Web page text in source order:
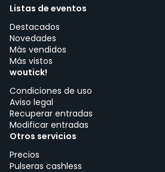
Listas de eventos
Destacados
Novedades
Más vendidos
Más vistos
woutick!
Condiciones de uso
Aviso legal
Recuperar entradas
Modificar entradas
Otros servicios
Precios
Pulseras cashless